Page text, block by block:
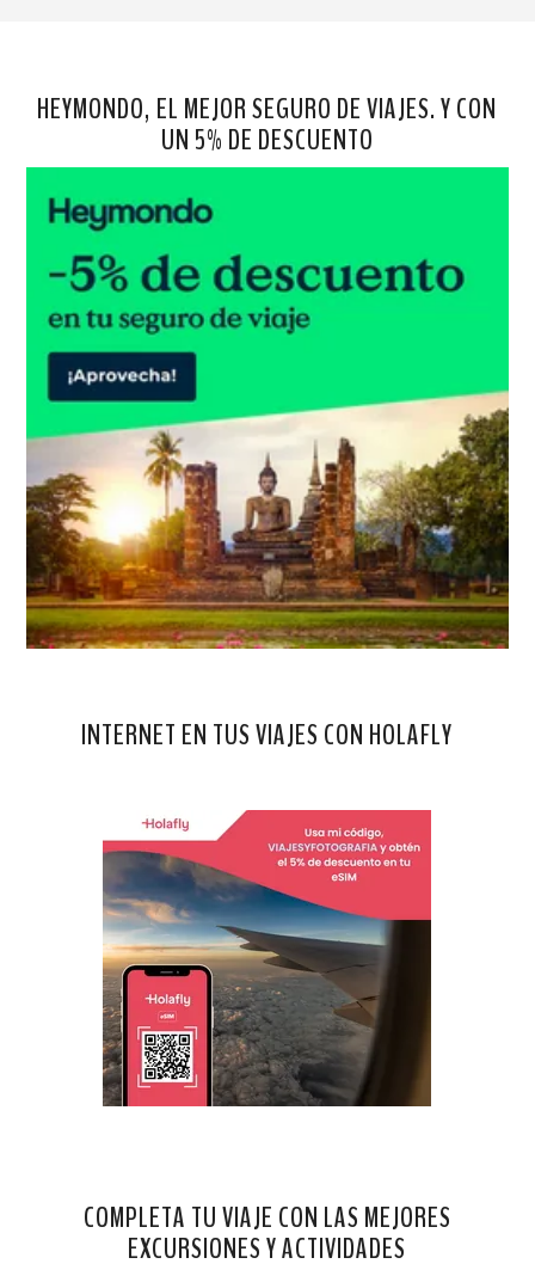
HEYMONDO, EL MEJOR SEGURO DE VIAJES. Y CON
UN 5% DE DESCUENTO
INTERNET EN TUS VIAJES CON HOLAFLY
COMPLETA TU VIAJE CON LAS MEJORES
EXCURSIONES Y ACTIVIDADES